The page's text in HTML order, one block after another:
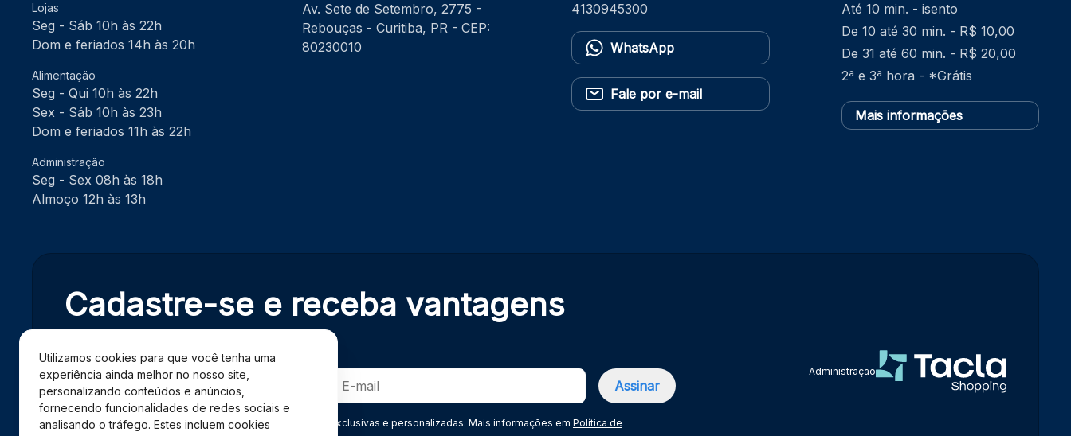
Utilizamos cookies para que você tenha uma
experiência ainda melhor no nosso site,
personalizando conteúdos e anúncios,
fornecendo funcionalidades de redes sociais e
analisando o tráfego. Estes incluem cookies
Lojas
Seg - Sáb 10h às 22h
Dom e feriados 14h às 20h
Alimentação
Seg - Qui 10h às 22h
Sex - Sáb 10h às 23h
Dom e feriados 11h às 22h
Administração
Seg - Sex 08h às 18h
Almoço 12h às 13h
Av. Sete de Setembro, 2775 -
Rebouças - Curitiba, PR - CEP:
80230010
4130945300
WhatsApp
Fale por e-mail
Até 10 min. - isento
De 10 até 30 min. - R$ 10,00
De 31 até 60 min. - R$ 20,00
2ª e 3ª hora - *Grátis
Mais informações
Cadastre-se e receba vantagens
exclusivas.
Ao se cadastrar você confirma em receber informações exclusivas e personalizadas. Mais informações em Política de
Administração